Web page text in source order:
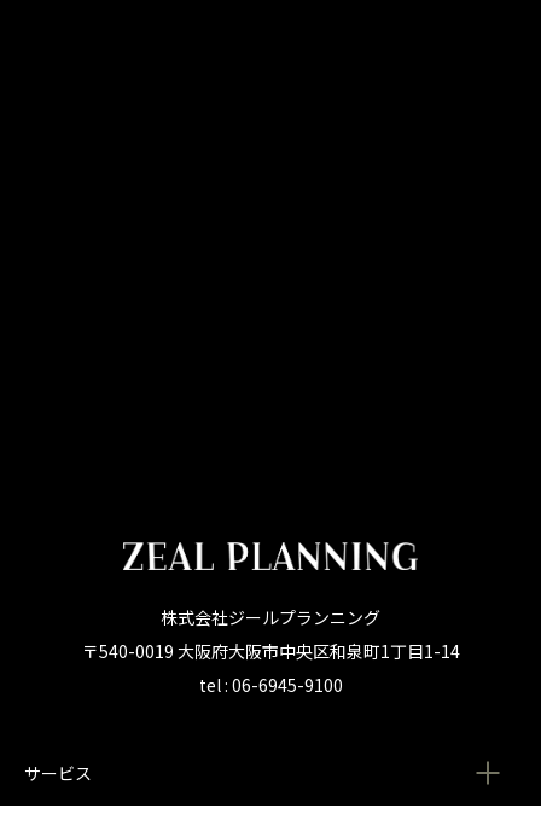
株式会社ジールプランニング
〒540-0019 大阪府大阪市中央区和泉町1丁目1-14
tel : 06-6945-9100
サービス